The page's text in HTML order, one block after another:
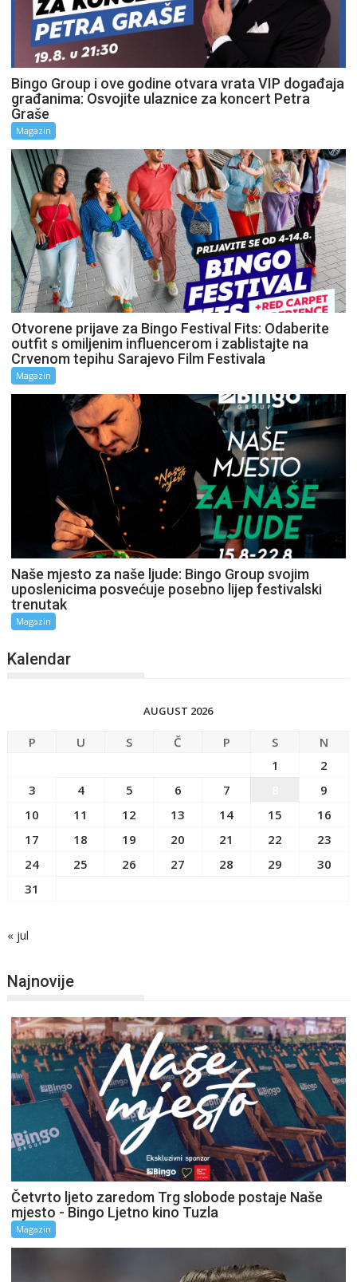
Bingo Group i ove godine otvara vrata VIP događaja
građanima: Osvojite ulaznice za koncert Petra
Graše
Magazin
Otvorene prijave za Bingo Festival Fits: Odaberite
outfit s omiljenim influencerom i zablistajte na
Crvenom tepihu Sarajevo Film Festivala
Magazin
Naše mjesto za naše ljude: Bingo Group svojim
uposlenicima posvećuje posebno lijep festivalski
trenutak
Magazin
Kalendar
AUGUST 2026
P U S Č P S
N
1
2
3
4 5 6 7
9
10
11 12 13 14 15
16
17
18 19 20 21 22
23
24
25 26 27 28 29
30
31
« jul
Najnovije
Četvrto ljeto zaredom Trg slobode postaje Naše
mjesto - Bingo Ljetno kino Tuzla
Magazin